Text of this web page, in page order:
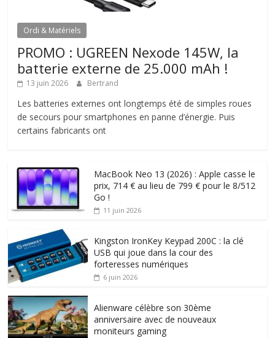
Ordi & Matériels
PROMO : UGREEN Nexode 145W, la
batterie externe de 25.000 mAh !
13 juin 2026 Bertrand
Les batteries externes ont longtemps été de simples roues
de secours pour smartphones en panne d’énergie. Puis
certains fabricants ont
MacBook Neo 13 (2026) : Apple casse le
prix, 714 € au lieu de 799 € pour le 8/512
Go !
11 juin 2026
Kingston IronKey Keypad 200C : la clé
USB qui joue dans la cour des
forteresses numériques
6 juin 2026
Alienware célèbre son 30ème
anniversaire avec de nouveaux
moniteurs gaming